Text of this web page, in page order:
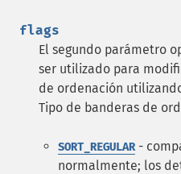
flags
El segundo parámetro
ser utilizado para
de ordenación
Tipo de banderas de
SORT_REGULAR-
normalmente; los